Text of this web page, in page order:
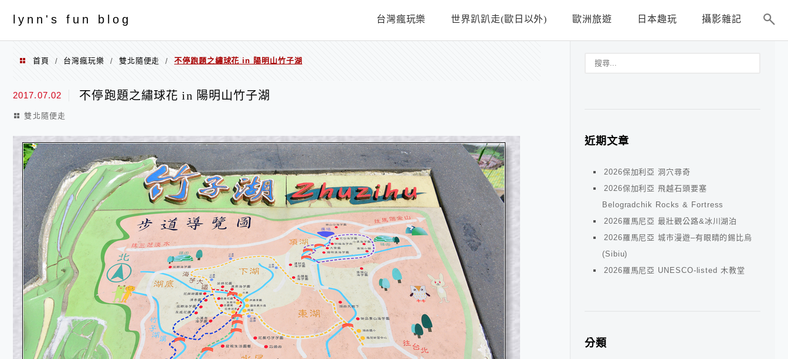
ly nn's fun blog 台灣瘋玩樂 世界趴趴走(歐日以外) 歐洲旅遊 日本趣玩 攝影雜記
首頁 / 台灣瘋玩樂 / 雙北隨便走 / 不停跑題之繡球花 in 陽明山竹子湖
2017.07.02 不停跑題之繡球花 in 陽明山竹子湖
雙北隨便走
近期文章
2026保加利亞 洞穴尋奇
2026保加利亞 飛越石頭要塞
Belogradchik Rocks & Fortress
2026羅馬尼亞 最壯觀公路&冰川湖泊
2026羅馬尼亞 城市漫遊–有眼睛的錫比烏
(Sibiu)
2026羅馬尼亞 UNESCO-listed 木教堂
分類